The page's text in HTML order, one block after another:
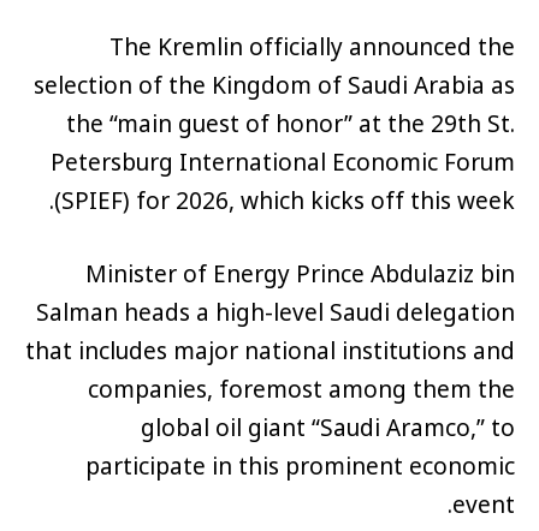
The Kremlin officially announced the
selection of the Kingdom of Saudi Arabia as
the “main guest of honor” at the 29th St.
Petersburg International Economic Forum
(SPIEF) for 2026, which kicks off this week.
Minister of Energy Prince Abdulaziz bin
Salman heads a high-level Saudi delegation
that includes major national institutions and
companies, foremost among them the
global oil giant “Saudi Aramco,” to
participate in this prominent economic
event.